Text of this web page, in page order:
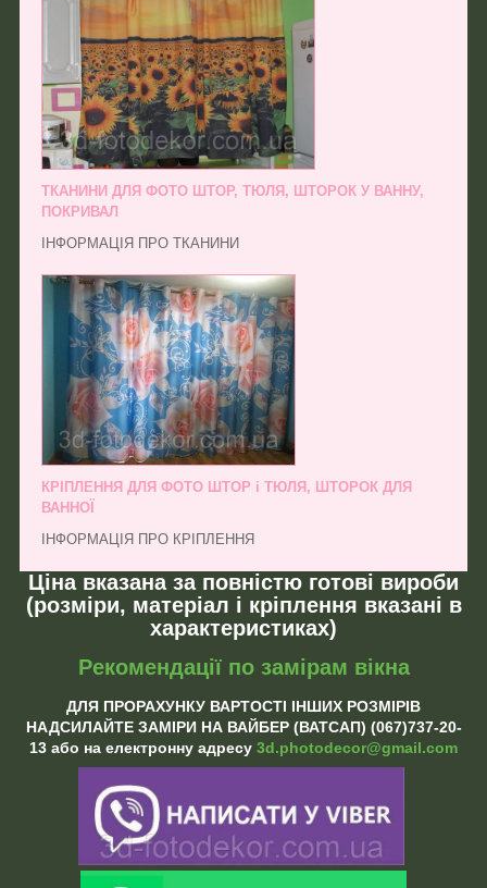
ТКАНИНИ ДЛЯ ФОТО ШТОР, ТЮЛЯ, ШТОРОК У ВАННУ,
ПОКРИВАЛ
ІНФОРМАЦІЯ ПРО ТКАНИНИ
КРІПЛЕННЯ ДЛЯ ФОТО ШТОР і ТЮЛЯ, ШТОРОК ДЛЯ
ВАННОЇ
ІНФОРМАЦІЯ ПРО КРІПЛЕННЯ
Ціна вказана за повністю готові вироби
(розміри, матеріал і кріплення вказані в
характеристиках)
Рекомендації по замірам вікна
ДЛЯ ПРОРАХУНКУ ВАРТОСТІ ІНШИХ РОЗМІРІВ
НАДСИЛАЙТЕ ЗАМІРИ НА ВАЙБЕР (ВАТСАП) (067)737-20-
13 або на електронну адресу 3d.photodecor@gmail.com